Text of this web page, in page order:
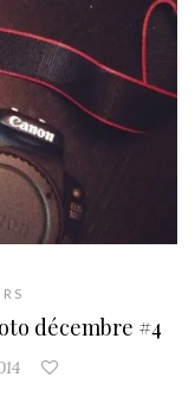
décembre #4